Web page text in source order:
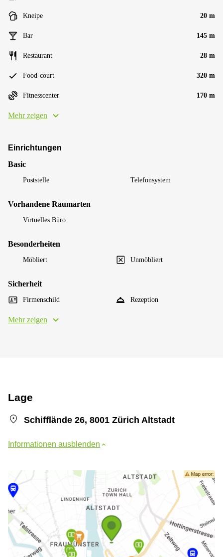
Kneipe 20 m
Bar 145 m
Restaurant 28 m
Food-court 320 m
Fitnesscenter 170 m
Mehr zeigen
Einrichtungen
Basic
Poststelle Telefonsystem
Vorhandene Raumarten
Virtuelles Büro
Besonderheiten
Möbliert Unmöbliert
Sicherheit
Firmenschild Rezeption
Mehr zeigen
Lage
Schifflände 26, 8001 Zürich Altstadt
Informationen ausblenden